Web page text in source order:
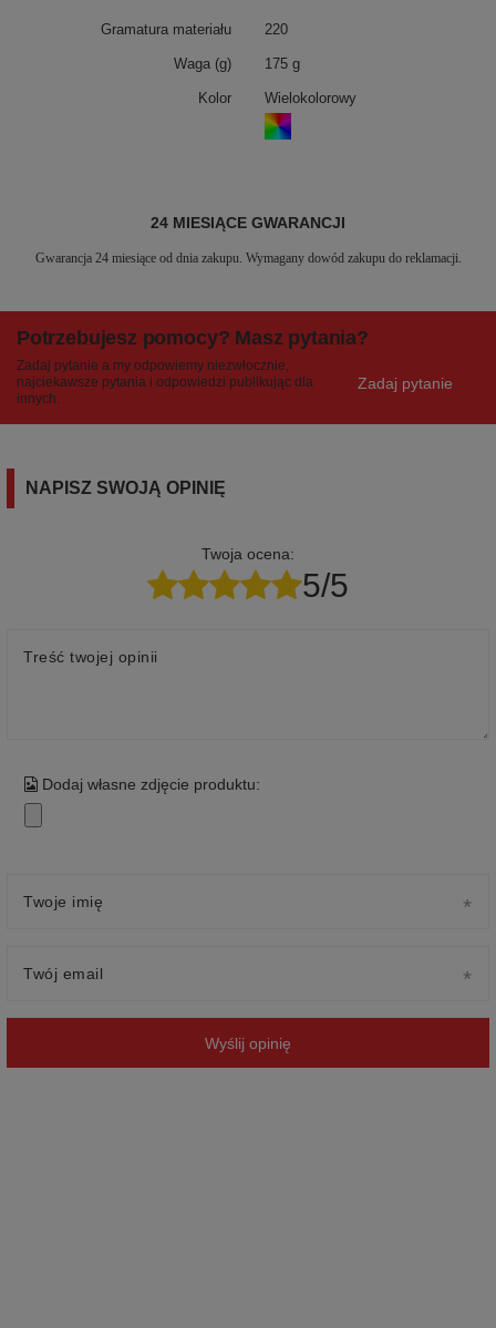
Gramatura materiału 220
Waga (g) 175 g
Kolor Wielokolorowy
24 MIESIĄCE GWARANCJI
Gwarancja 24 miesiące od dnia zakupu. Wymagany dowód zakupu do reklamacji.
Potrzebujesz pomocy? Masz pytania?
Zadaj pytanie a my odpowiemy niezwłocznie,
najciekawsze pytania i odpowiedzi publikując dla
innych.
Zadaj pytanie
NAPISZ SWOJĄ OPINIĘ
Twoja ocena:
5/5
Treść twojej opinii
Dodaj własne zdjęcie produktu:
Twoje imię
Twój email
Wyślij opinię